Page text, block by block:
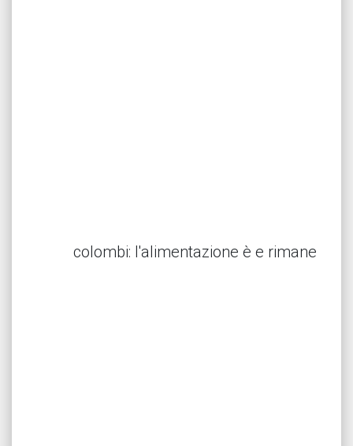
colombi: l'alimentazione è e rimane